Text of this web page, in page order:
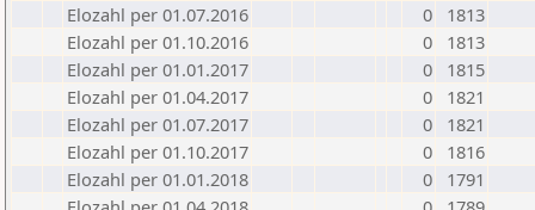
Elozahl per 01.07.2016
0
1813
Elozahl per 01.10.2016
0
1813
Elozahl per 01.01.2017
0
1815
Elozahl per 01.04.2017
0
1821
Elozahl per 01.07.2017
0
1821
Elozahl per 01.10.2017
0
1816
Elozahl per 01.01.2018
0
1791